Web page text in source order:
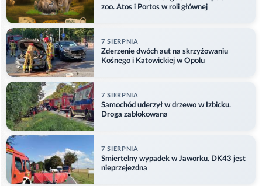
zoo. Atos i Portos w roli głównej
7 SIERPNIA
Zderzenie dwóch aut na skrzyżowaniu
Kośnego i Katowickiej w Opolu
7 SIERPNIA
Samochód uderzył w drzewo w Izbicku.
Droga zablokowana
7 SIERPNIA
Śmiertelny wypadek w Jaworku. DK43 jest
nieprzejezdna